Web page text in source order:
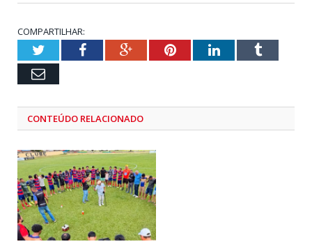
COMPARTILHAR:
TwitterFacebookGoogle+PinterestLinkedInTumblr
Email
CONTEÚDO RELACIONADO